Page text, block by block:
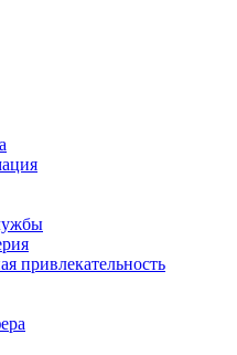
привлекательность